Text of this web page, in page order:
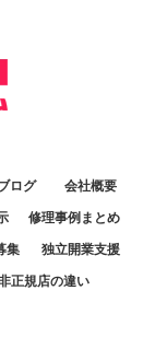
ログ 会社概要
修理事例まとめ
集 独立開業支援
正規店の違い